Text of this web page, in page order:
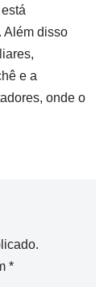
Além disso
e a
onde o
*